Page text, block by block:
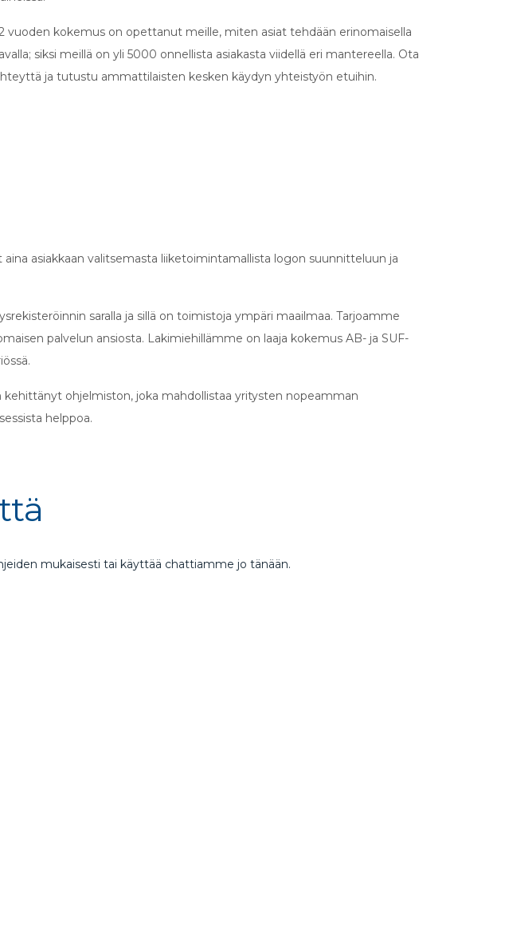
vuoden kokemus on opettanut meille, miten asiat tehdään erinomaisella
siksi meillä on yli 5000 onnellista asiakasta viidellä eri mantereella. Ota
ja tutustu ammattilaisten kesken käydyn yhteistyön etuihin.
asiakkaan valitsemasta liiketoimintamallista logon suunnitteluun ja
saralla ja sillä on toimistoja ympäri maailmaa. Tarjoamme
palvelun ansiosta. Lakimiehillämme on laaja kokemus AB- ja SUF-
ohjelmiston, joka mahdollistaa yritysten nopeamman
helppoa.
mukaisesti tai käyttää chattiamme jo tänään.